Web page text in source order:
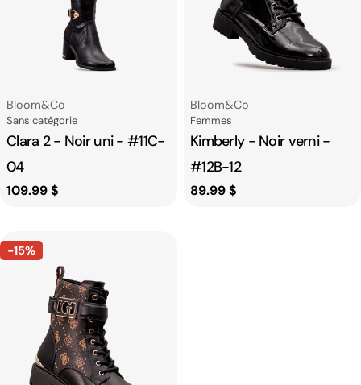
Fournisseur:
Bloom&co
Catégorie
Sans catégorie
Clara 2 - Noir uni - #11C-
04
Prix
109.99 $
Fournisseur:
Bloom&co
Catégorie
Femmes
Kimberly - Noir verni -
#12B-12
Prix
89.99 $
-15%